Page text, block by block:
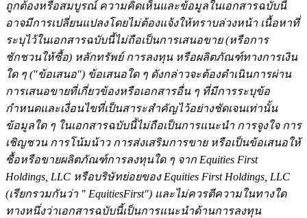
ถูกต้องหรือสมบูรณ์ ความคิดเห็นและข้อมูลในเอกสารฉบับนี้
อาจมีการเปลี่ยนแปลงโดยไม่ต้องแจ้งให้ทราบล่วงหน้า เนื้อหาที่
ระบุไว้ในเอกสารฉบับนี้ไม่ถือเป็นการเสนอขาย (หรือการ
ชักชวนให้ซื้อ) หลักทรัพย์ การลงทุน หรือผลิตภัณฑ์ทางการเงิน
ใด ๆ ("ข้อเสนอ") ข้อเสนอใด ๆ ดังกล่าวจะต้องดำเนินการผ่าน
การเสนอขายที่เกี่ยวข้องหรือเอกสารอื่น ๆ ที่มีการระบุข้อ
กำหนดและเงื่อนไขที่เป็นสาระสำคัญไว้อย่างชัดเจนเท่านั้น
ข้อมูลใด ๆ ในเอกสารฉบับนี้ไม่ถือเป็นการแนะนำ การจูงใจ การ
เชิญชวน การโน้มน้าว การส่งเสริมการขาย หรือเป็นข้อเสนอให้
ซื้อหรือขายผลิตภัณฑ์การลงทุนใด ๆ จาก Equities First
Holdings, LLC หรือบริษัทย่อยของ Equities First Holdings, LLC
(เรียกรวมกันว่า " EquitiesFirst") และไม่ควรตีความในทางใด
ทางหนึ่งว่าเอกสารฉบับนี้เป็นการแนะนำด้านการลงทุน